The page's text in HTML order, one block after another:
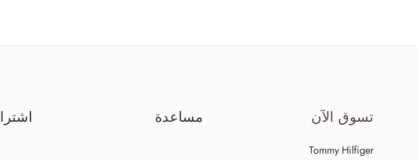
تسوق الآن
Tommy Hilfiger
مساعدة